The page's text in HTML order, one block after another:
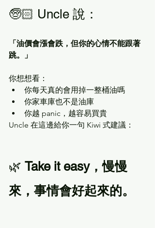
🧓🏻 Uncle 說：
「油價會漲會跌，但你的心情不能跟著
跳。」
你想想看：
你每天真的會用掉一整桶油嗎
你家車庫也不是油庫
你越 panic，越容易買貴
Uncle 在這邊給你一句 Kiwi 式建議：
🌿 Take it easy，慢慢
來，事情會好起來的。